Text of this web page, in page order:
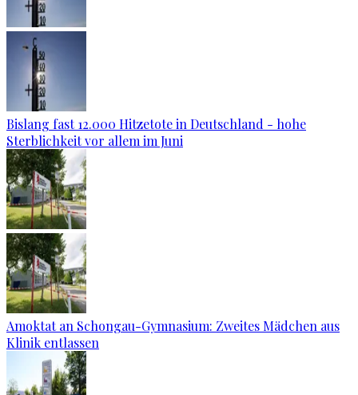
Bislang fast 12.000 Hitzetote in Deutschland - hohe
Sterblichkeit vor allem im Juni
Amoktat an Schongau-Gymnasium: Zweites Mädchen aus
Klinik entlassen